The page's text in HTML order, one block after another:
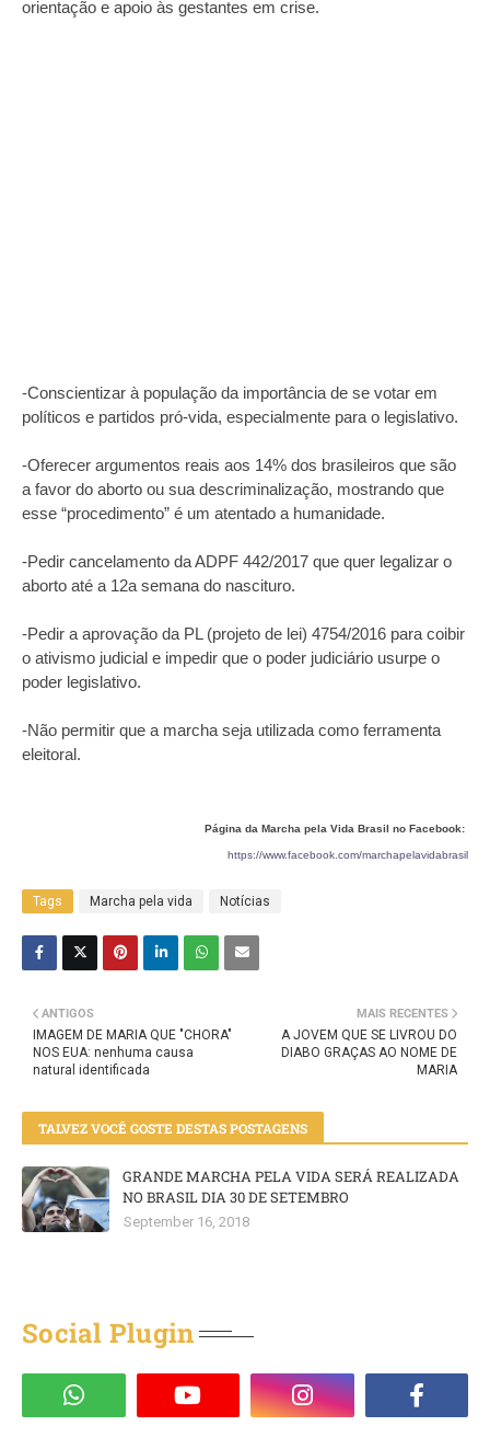
orientação e apoio às gestantes em crise.
-Conscientizar à população da importância de se votar em
políticos e partidos pró-vida, especialmente para o legislativo.
-Oferecer argumentos reais aos 14% dos brasileiros que são
a favor do aborto ou sua descriminalização, mostrando que
esse “procedimento” é um atentado a humanidade.
-Pedir cancelamento da ADPF 442/2017 que quer legalizar o
aborto até a 12a semana do nascituro.
-Pedir a aprovação da PL (projeto de lei) 4754/2016 para coibir
o ativismo judicial e impedir que o poder judiciário usurpe o
poder legislativo.
-Não permitir que a marcha seja utilizada como ferramenta
eleitoral.
Página da Marcha pela Vida Brasil no Facebook:
https://www.facebook.com/marchapelavidabrasil
Tags Marcha pela vida Notícias
MAIS RECENTES
A JOVEM QUE SE LIVROU DO
DIABO GRAÇAS AO NOME DE
MARIA
ANTIGOS
IMAGEM DE MARIA QUE "CHORA"
NOS EUA: nenhuma causa
natural identificada
TALVEZ VOCÊ GOSTE DESTAS POSTAGENS
GRANDE MARCHA PELA VIDA SERÁ REALIZADA
NO BRASIL DIA 30 DE SETEMBRO
September 16, 2018
Social Plugin